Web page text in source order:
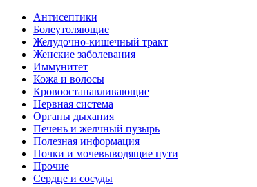
Антисептики
Болеутоляющие
Желудочно-кишечный тракт
Женские заболевания
Иммунитет
Кожа и волосы
Кровоостанавливающие
Нервная система
Органы дыхания
Печень и желчный пузырь
Полезная информация
Почки и мочевыводящие пути
Прочие
Сердце и сосуды